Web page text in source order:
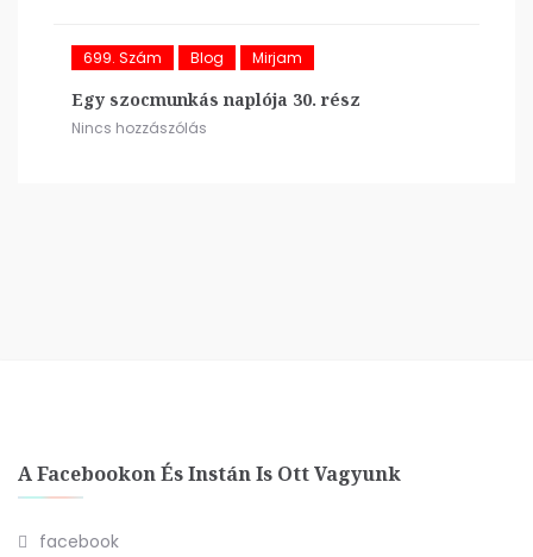
699. Szám Blog Mirjam
Egy szocmunkás naplója 30. rész
Nincs hozzászólás
A Facebookon És Instán Is Ott Vagyunk
facebook